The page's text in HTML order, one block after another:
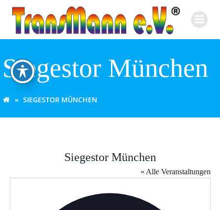
Inhalt
springen
Siegestor München
SIEGESTOR MÜNCHEN
Siegestor München
« Alle Veranstaltungen